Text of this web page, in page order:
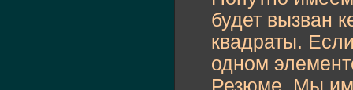
private
}
будет вызван
квадраты.
одном
Резюме. Мы